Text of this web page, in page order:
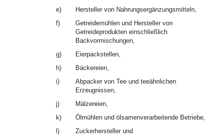
e)
Hersteller von Nahrungsergänzungsmitteln,
f)
Getreidemühlen und Hersteller von
Getreideprodukten einschließlich
Backvormischungen,
g)
Eierpackstellen,
h)
Bäckereien,
i)
Abpacker von Tee und teeähnlichen
Erzeugnissen,
j)
Mälzereien,
k)
Ölmühlen und ölsamenverarbeitende Betriebe,
l)
Zuckerhersteller und